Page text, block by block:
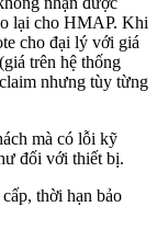
lại cho HMAP. Khi
cho đại lý với giá
trên hệ thống
nhưng tùy từng
mà có lỗi kỹ
đối với thiết bị.
thời hạn bảo